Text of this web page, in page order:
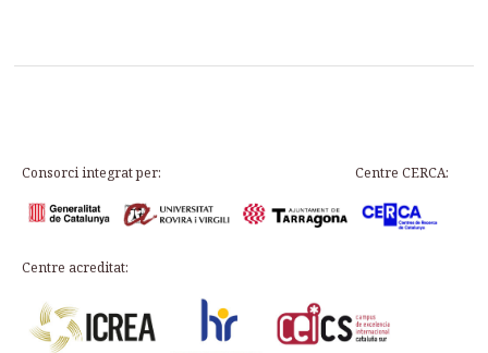
Consorci integrat per: Centre CERCA:
Centre acreditat: